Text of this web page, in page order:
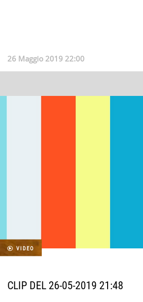
26 Maggio 2019 22:00
VIDEO
CLIP DEL 26-05-2019 21:48